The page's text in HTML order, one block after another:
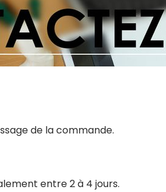
de la commande.
entre 2 à 4 jours.